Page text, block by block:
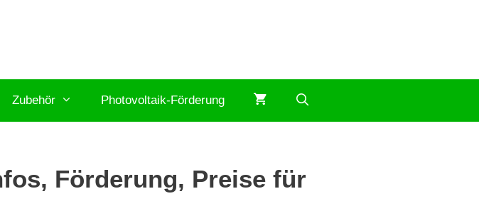
Zubehör Photovoltaik-Förderung
Förderung, Preise für